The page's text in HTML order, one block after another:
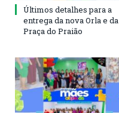
Últimos detalhes para a
entrega da nova Orla e da
Praça do Praião